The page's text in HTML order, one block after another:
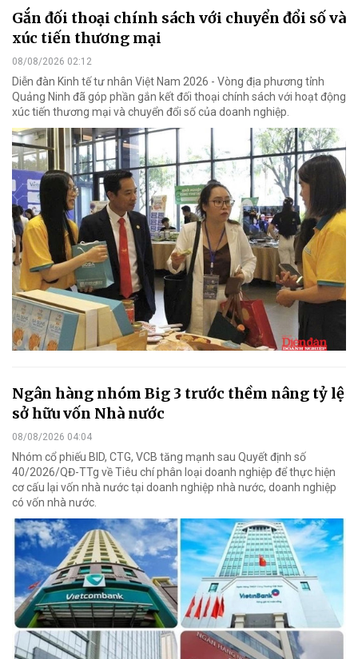
Gắn đối thoại chính sách với chuyển đổi số và
xúc tiến thương mại
08/08/2026 02:12
Diễn đàn Kinh tế tư nhân Việt Nam 2026 - Vòng địa phương tỉnh
Quảng Ninh đã góp phần gắn kết đối thoại chính sách với hoạt động
xúc tiến thương mại và chuyển đổi số của doanh nghiệp.
Ngân hàng nhóm Big 3 trước thềm nâng tỷ lệ
sở hữu vốn Nhà nước
08/08/2026 04:04
Nhóm cổ phiếu BID, CTG, VCB tăng mạnh sau Quyết định số
40/2026/QĐ-TTg về Tiêu chí phân loại doanh nghiệp để thực hiện
cơ cấu lại vốn nhà nước tại doanh nghiệp nhà nước, doanh nghiệp
có vốn nhà nước.